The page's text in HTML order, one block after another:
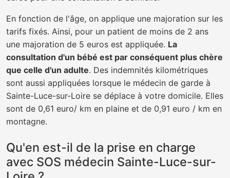
En fonction de l'âge, on applique une majoration sur les
tarifs fixés. Ainsi, pour un patient de moins de 2 ans
une majoration de 5 euros est appliquée. La
consultation d'un bébé est par conséquent plus chère
que celle d'un adulte. Des indemnités kilométriques
sont aussi appliquées lorsque le médecin de garde à
Sainte-Luce-sur-Loire se déplace à votre domicile. Elles
sont de 0,61 euro/ km en plaine et de 0,91 euro / km en
montagne.
Qu'en est-il de la prise en charge
avec SOS médecin Sainte-Luce-sur-